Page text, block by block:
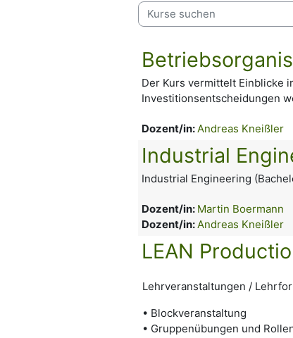
Kurse suchen
Der Kurs vermittelt Einblicke
Investitionsentscheidungen
Dozent/in:Andreas Kneißler
Industrial
Industrial Engineering
Dozent/in: Martin Boermann
Dozent/in:Andreas Kneißler
LEAN
Lehrveranstaltungen /
• Blockveranstaltung
• Gruppenübungen und